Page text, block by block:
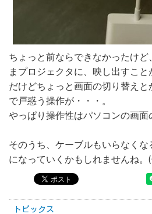
ちょっと前ならできなかったけど
まプロジェクタに、映し出すこと
だけどちょっと画面の切り替えと
で戸惑う操作が・・・。
やっぱり操作性はパソコンの画面
そのうち、ケーブルもいらなくな
になっていくかもしれませんね。
トピックス